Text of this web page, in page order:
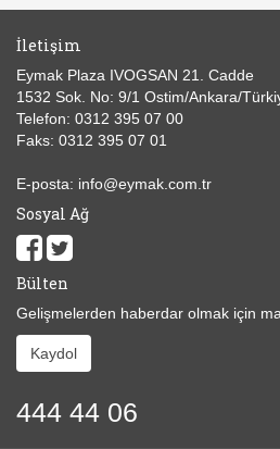
İletişim
Eymak Plaza IVOGSAN 21. Cadde
1532 Sok. No: 9/1 Ostim/Ankara/
Telefon: 0312 395 07 00
Faks: 0312 395 07 01
E-posta: info@eymak.com.tr
Sosyal Ağ
Bülten
Gelişmelerden haberdar olmak için
Kaydol
444 44 06